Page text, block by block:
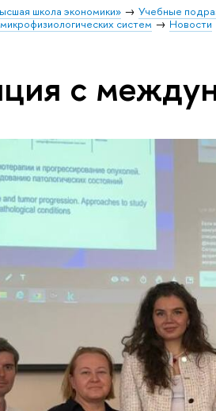
школа экономики» Учебные
систем Новости
с